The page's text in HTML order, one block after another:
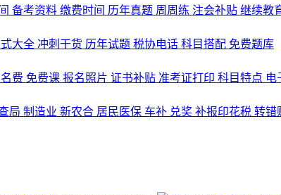
备考资料 缴费时间 历年真题 周周练 注会补贴 继续教
大全 冲刺干货 历年试题 税协电话 科目搭配 免费题库
费 免费课 报名照片 证书补贴 准考证打印 科目特点 电
局 制造业 新农合 居民医保 车补 兑奖 补报印花税 转错